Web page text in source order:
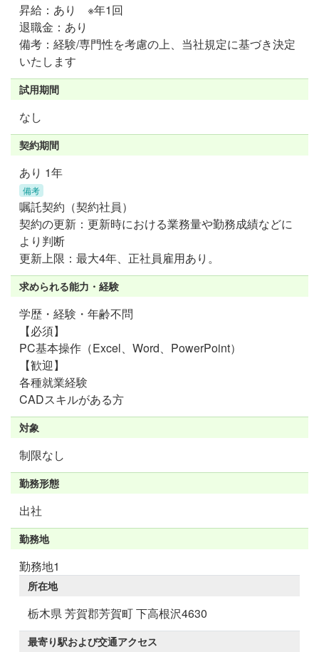
昇給：あり ※年1回
退職金：あり
備考：経験/専門性を考慮の上、当社規定に基づき決定
いたします
試用期間
なし
契約期間
あり 1年
備考
嘱託契約（契約社員）
契約の更新：更新時における業務量や勤務成績などに
より判断
更新上限：最大4年、正社員雇用あり。
求められる能力・経験
学歴・経験・年齢不問
【必須】
PC基本操作（Excel、Word、PowerPoint）
【歓迎】
各種就業経験
CADスキルがある方
対象
制限なし
勤務形態
出社
勤務地
勤務地1
所在地
栃木県 芳賀郡芳賀町 下高根沢4630
最寄り駅および交通アクセス